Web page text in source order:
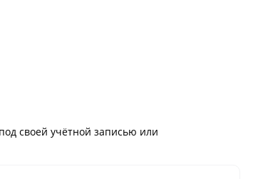
своей учётной записью или